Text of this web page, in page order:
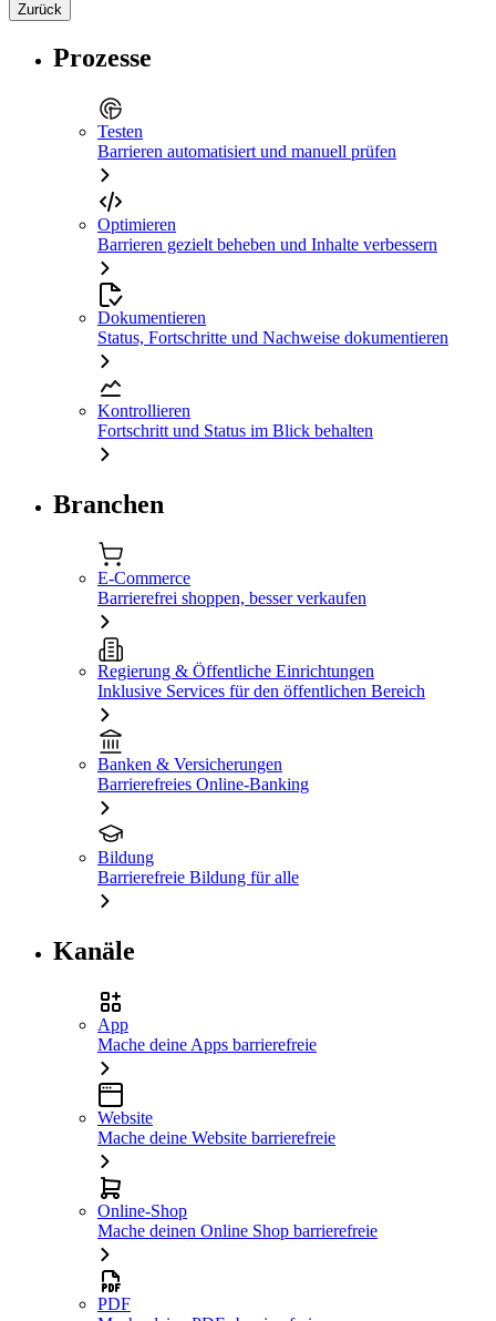
Zurück
Prozesse
Testen
Barrieren automatisiert und manuell prüfen
Optimieren
Barrieren gezielt beheben und Inhalte verbessern
Dokumentieren
Status, Fortschritte und Nachweise dokumentieren
Kontrollieren
Fortschritt und Status im Blick behalten
Branchen
E-Commerce
Barrierefrei shoppen, besser verkaufen
Regierung & Öffentliche Einrichtungen
Inklusive Services für den öffentlichen Bereich
Banken & Versicherungen
Barrierefreies Online-Banking
Bildung
Barrierefreie Bildung für alle
Kanäle
App
Mache deine Apps barrierefreie
Website
Mache deine Website barrierefreie
Online-Shop
Mache deinen Online Shop barrierefreie
PDF